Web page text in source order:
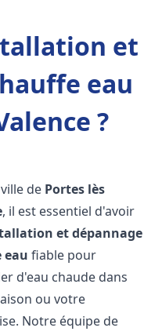
et
eau
?
de Portes lès
, il est essentiel d'avoir
et dépannage
eau fiable pour
d'eau chaude dans
ou votre
Notre équipe de